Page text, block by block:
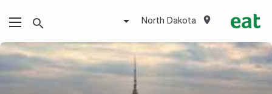
North Dakota